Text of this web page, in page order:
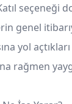
seçeneği
genel
yol
rağmen